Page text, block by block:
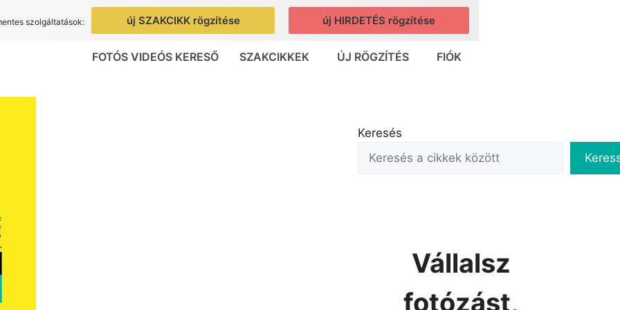
szolgáltatások: új SZAKCIKK rögzítése új HIRDETÉS rögzítése
FOTÓS VIDEÓS KERESŐ SZAKCIKKEK ÚJ RÖGZÍTÉS FIÓK
Keresés
Vállalsz
fotózást,